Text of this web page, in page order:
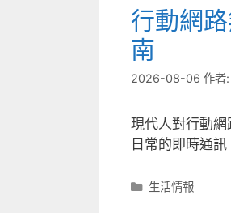
行動網
南
2026-08-06 作者:
現代人對行動
日常的即時通
分
生活情報